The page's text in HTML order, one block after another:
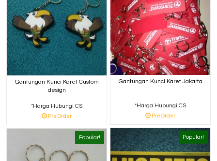
Gantungan Kunci Karet Jakarta
*Harga Hubungi CS
Pre Order
Gantungan Kunci Karet Custom
design
*Harga Hubungi CS
Pre Order
Popular!
Popular!